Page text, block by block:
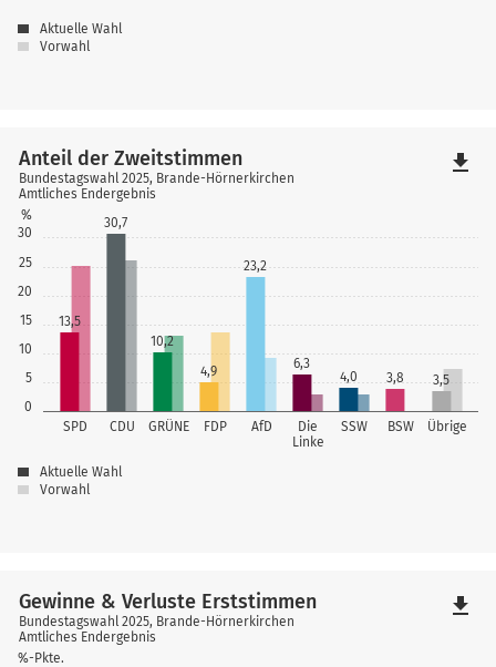
Aktuelle Wahl
Vorwahl
0
5
10
15
20
25
30
%
SPD CDU GRÜNE FDP AfD
Die
Linke
SSW BSW Übrige
13,5
30,7
10,2
4,9
23,2
6,3
4,0
3,8 3,5
Anteil der Zweitstimmen
Bundestagswahl 2025, Brande-Hörnerkirchen
Amtliches Endergebnis
Aktuelle Wahl
Vorwahl
file_download
%-Pkte.
Gewinne & Verluste Erststimmen
Bundestagswahl 2025, Brande-Hörnerkirchen
Amtliches Endergebnis
file_download